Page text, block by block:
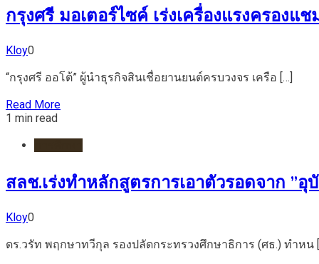
กรุงศรี มอเตอร์ไซค์ เร่งเครื่องแรงครอง
Kloy0
“กรุงศรี ออโต้” ผู้นำธุรกิจสินเชื่อยานยนต์ครบวงจร เครือ […]
Read More
1 min read
สลช.เร่งทำหลักสูตรการเอาตัวรอดจาก ”
Kloy0
ดร.วรัท พฤกษาทวีกุล รองปลัดกระทรวงศึกษาธิการ (ศธ.) ทำหน